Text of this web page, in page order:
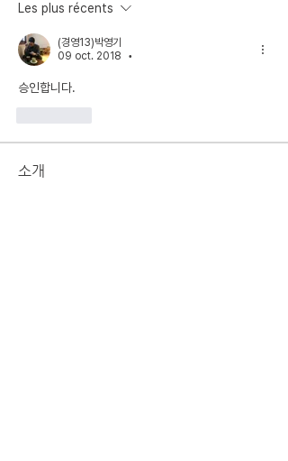
Les plus récents
(경영13)박영기
09 oct. 2018
•
승인합니다.
소개